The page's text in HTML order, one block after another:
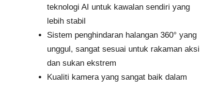
teknologi AI untuk kawalan sendiri yang
lebih stabil
Sistem penghindaran halangan 360° yang
unggul, sangat sesuai untuk rakaman aksi
dan sukan ekstrem
Kualiti kamera yang sangat baik dalam